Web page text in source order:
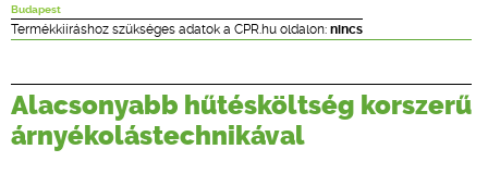
ÉPÍTÉSI JOG
ONLINE KÉPZÉSEK
TERVEZÉSI SEGÉDLETEK
Budapest
Termékkiíráshoz szükséges adatok a CPR.hu oldalon: nincs
Alacsonyabb hűtésköltség korszerű
árnyékolástechnikával